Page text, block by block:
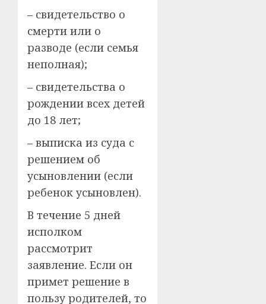
– свидетельство о
смерти или о
разводе (если семья
неполная);
– свидетельства о
рождении всех детей
до 18 лет;
– выписка из суда с
решением об
усыновлении (если
ребенок усыновлен).
В течение 5 дней
исполком
рассмотрит
заявление. Если он
примет решение в
пользу родителей, то